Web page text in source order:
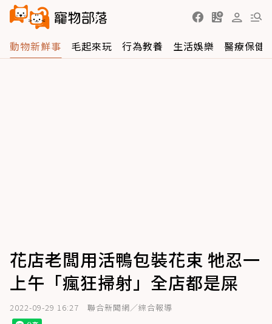
動物新鮮事 毛起來玩 行為教養 生活娛樂 醫療保健
花店老闆用活鴨包裝花束 牠忍一
上午「瘋狂掃射」全店都是屎
2022-09-29 16:27 聯合新聞網／綜合報導